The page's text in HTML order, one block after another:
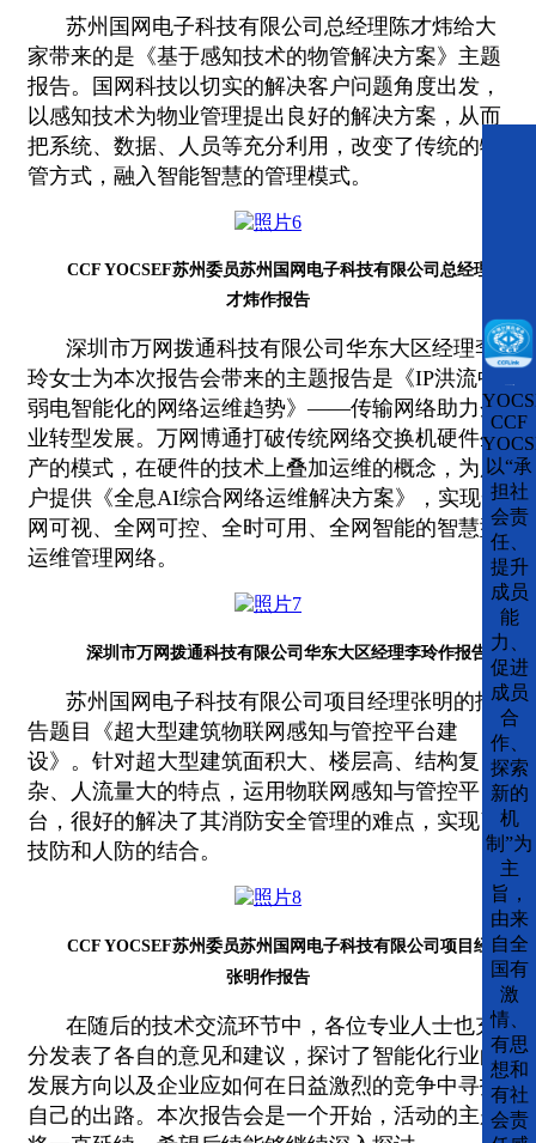
苏州国网电子科技有限公司总经理陈才炜给大
家带来的是《基于感知技术的物管解决方案》主题
报告。国网科技以切实的解决客户问题角度出发，
以感知技术为物业管理提出良好的解决方案，从而
把系统、数据、人员等充分利用，改变了传统的物
管方式，融入智能智慧的管理模式。
CCF YOCSEF苏州委员苏州国网电子科技有限公司总经理陈
才炜作报告
深圳市万网拨通科技有限公司华东大区经理李
玲女士为本次报告会带来的主题报告是《IP洪流中
弱电智能化的网络运维趋势》——传输网络助力企
业转型发展。万网博通打破传统网络交换机硬件生
产的模式，在硬件的技术上叠加运维的概念，为用
户提供《全息AI综合网络运维解决方案》，实现全
网可视、全网可控、全时可用、全网智能的智慧型
运维管理网络。
深圳市万网拨通科技有限公司华东大区经理李玲作报告
苏州国网电子科技有限公司项目经理张明的报
告题目《超大型建筑物联网感知与管控平台建
设》。针对超大型建筑面积大、楼层高、结构复
杂、人流量大的特点，运用物联网感知与管控平
台，很好的解决了其消防安全管理的难点，实现了
技防和人防的结合。
CCF YOCSEF苏州委员苏州国网电子科技有限公司项目经理
张明作报告
在随后的技术交流环节中，各位专业人士也充
分发表了各自的意见和建议，探讨了智能化行业的
发展方向以及企业应如何在日益激烈的竞争中寻找
自己的出路。本次报告会是一个开始，活动的主题
CCF
以“承
担社
会责
任、
提升
成员
能
力、
促进
成员
合
作、
探索
新的
机
制”为
主
旨，
由来
自全
国有
激
情、
有思
想和
有社
会责